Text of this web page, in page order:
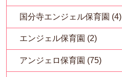
国分寺エンジェル保育園 (4)
エンジェル保育園 (2)
アンジェロ保育園 (75)